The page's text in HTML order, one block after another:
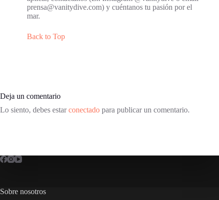
prensa@vanitydive.com) y cuéntanos tu pasión por el
mar.
Back to Top
Deja un comentario
Lo siento, debes estarconectado para publicar un comentario.
Sobre nosotros